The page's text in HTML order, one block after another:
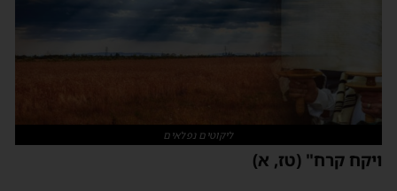
ליקוטים נפלאים
ויקח קרח" (טז, א)